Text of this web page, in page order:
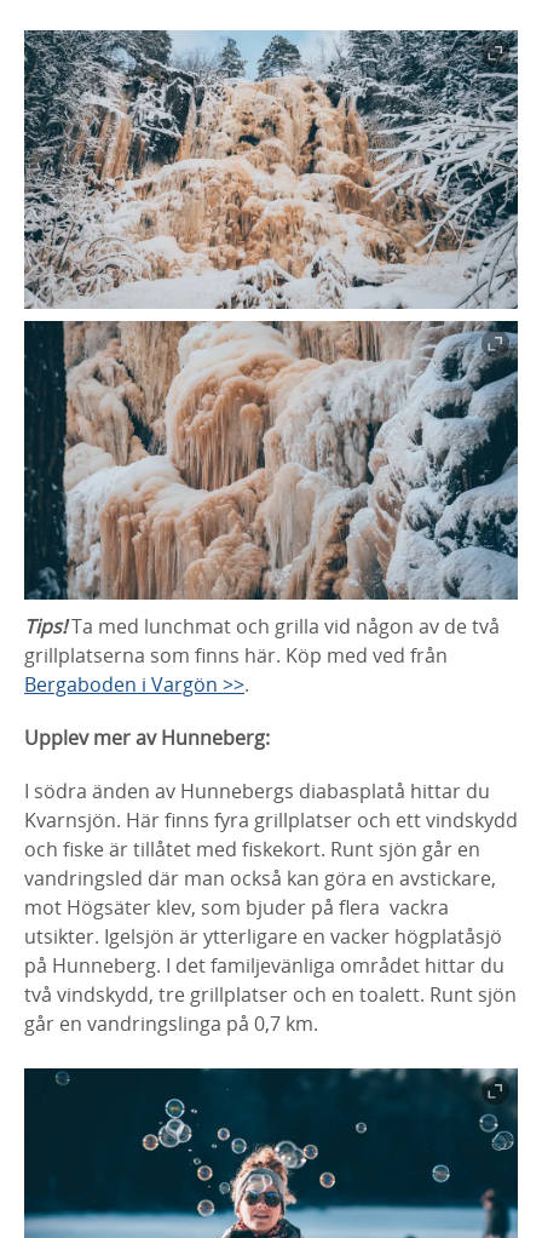
Tips!Ta med lunchmat och grilla vid någon av de två
grillplatserna som finns här. Köp med ved från
Bergaboden i Vargön >>.
Upplev mer av Hunneberg:
I södra änden av Hunnebergs diabasplatå hittar du
Kvarnsjön. Här finns fyra grillplatser och ett vindskydd
och fiske är tillåtet med fiskekort. Runt sjön går en
vandringsled där man också kan göra en avstickare,
mot Högsäter klev, som bjuder på flera vackra
utsikter. Igelsjön är ytterligare en vacker högplatåsjö
på Hunneberg. I det familjevänliga området hittar du
två vindskydd, tre grillplatser och en toalett. Runt sjön
går en vandringslinga på 0,7 km.